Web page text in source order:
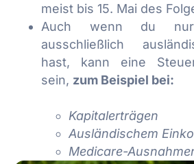
meist bis 15. Mai des
Auch wenn du
ausschließlich
hast, kann eine
sein, zum Beispiel bei:
Kapitalerträgen
Ausländischem
Medicare-